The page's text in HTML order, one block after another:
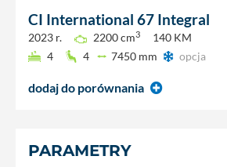
CI International 67 Integral
2023 r. 2200 cm3
140 KM
4
4 7450 mm opcja
dodaj do porównania
PARAMETRY